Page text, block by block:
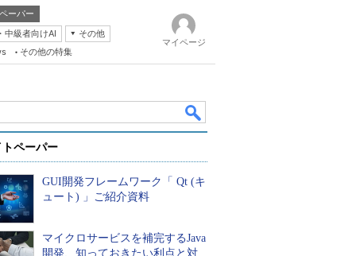
ーパー
中級者向けAI
その他
その他の特集
マイページ
ペーパー
GUI開発フレームワーク「 Qt (キ
ュート) 」ご紹介資料
マイクロサービスを補完するJava
開発、知っておきたい利点と対